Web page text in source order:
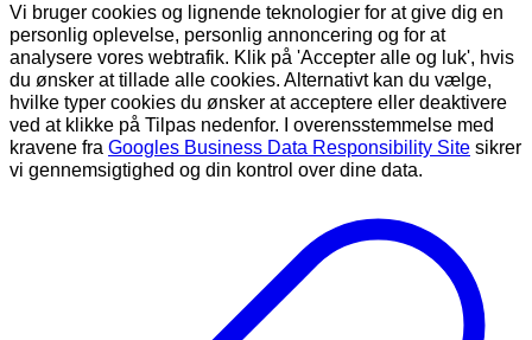
Vi bruger cookies og lignende teknologier for at give dig en
personlig oplevelse, personlig annoncering og for at
analysere vores webtrafik. Klik på 'Accepter alle og luk', hvis
du ønsker at tillade alle cookies. Alternativt kan du vælge,
hvilke typer cookies du ønsker at acceptere eller deaktivere
ved at klikke på Tilpas nedenfor. I overensstemmelse med
kravene fra Googles Business Data Responsibility Site sikrer
vi gennemsigtighed og din kontrol over dine data.